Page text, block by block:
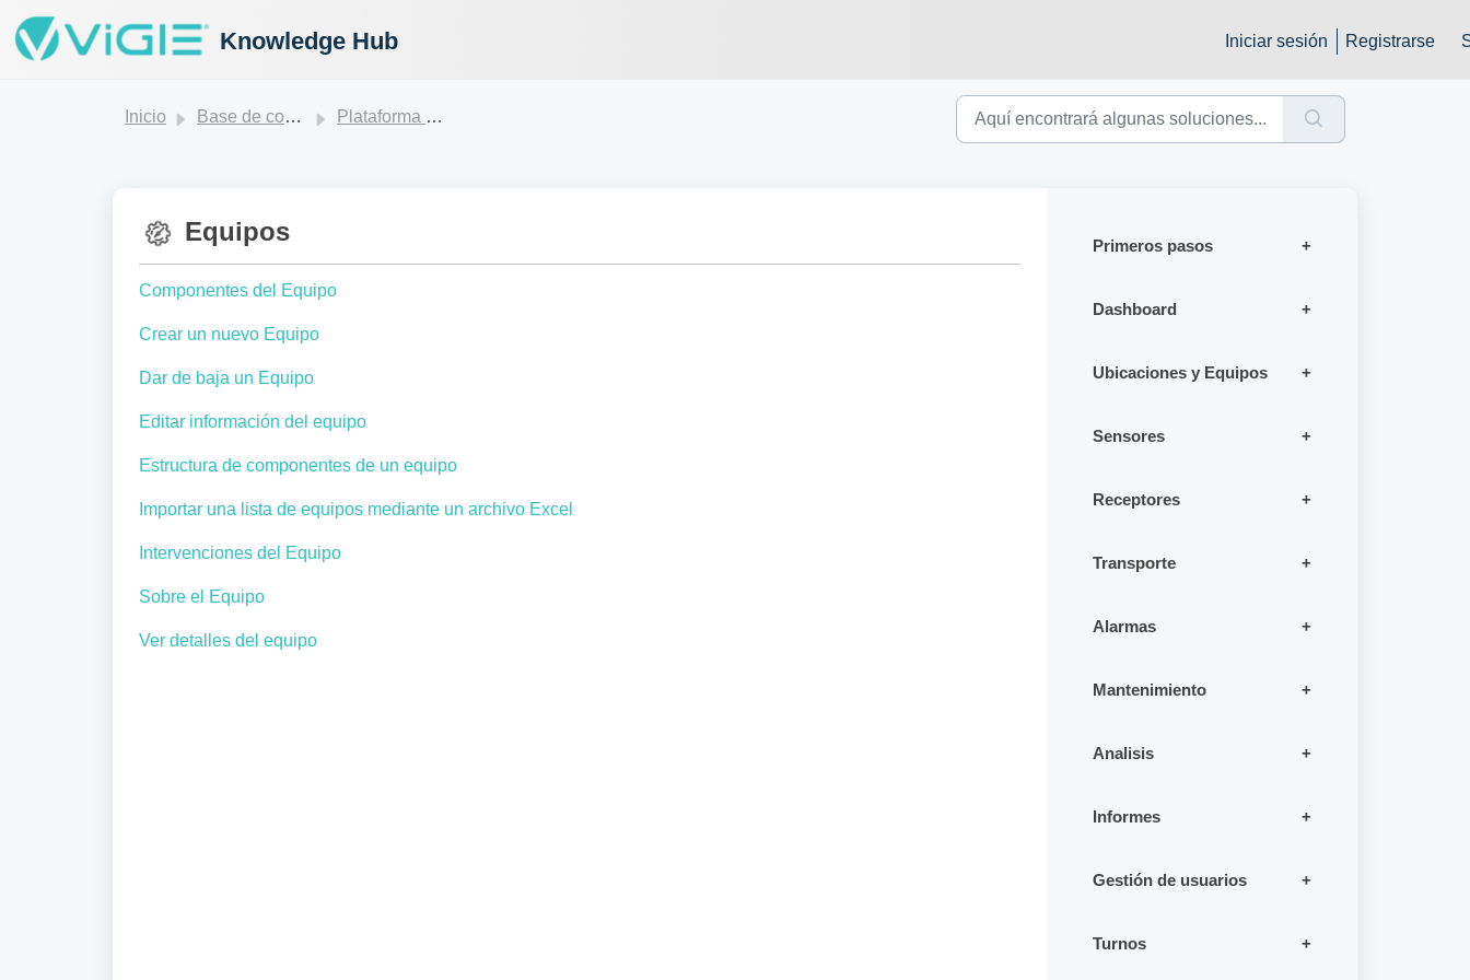
Knowledge Hub Iniciar sesión Registrarse
Inicio Base de conocimientos Plataforma ViGIE
Equipos
Componentes del Equipo
Crear un nuevo Equipo
Dar de baja un Equipo
Editar información del equipo
Estructura de componentes de un equipo
Importar una lista de equipos mediante un archivo Excel
Intervenciones del Equipo
Sobre el Equipo
Ver detalles del equipo
Primeros pasos
Dashboard
Ubicaciones y Equipos
Sensores
Receptores
Transporte
Alarmas
Mantenimiento
Analisis
Informes
Gestión de usuarios
Turnos